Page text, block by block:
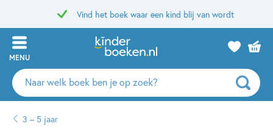
Vind het boek waar een kind blij van wordt
MENU
Zoeken
naar
auteurs
3 – 5 jaar